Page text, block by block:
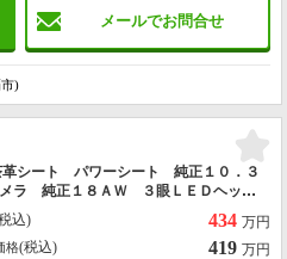
メールでお問合せ
)
シート パワーシート 純正１０．３
ラ 純正１８ＡＷ ３眼ＬＥＤヘッド
ックハイビーム 本土仕入れ Ｂｕｌ
込) 434 万円
格(税込) 419 万円